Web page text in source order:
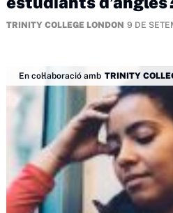
TRINITY COLLEGE LONDON 9 DE
En col·laboració amb TRINITY